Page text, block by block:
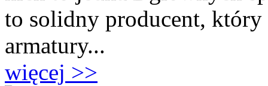
to solidny producent, który
armatury...
więcej >>